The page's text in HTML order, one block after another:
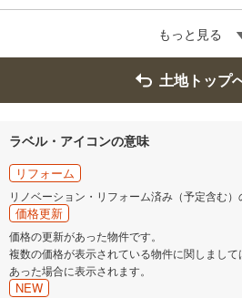
もっと見る
土地トップ
ラベル・アイコンの意味
リフォーム
リノベーション・リフォーム済み（予定含む）
価格更新
価格の更新があった物件です。
複数の価格が表示されている物件に関しまし
あった場合に表示されます。
NEW